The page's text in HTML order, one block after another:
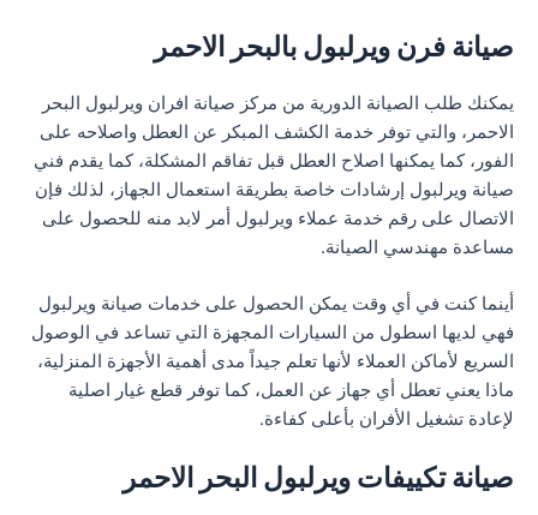
صيانة فرن ويرلبول بالبحر الاحمر
يمكنك طلب الصيانة الدورية من مركز صيانة افران ويرلبول البحر
الاحمر، والتي توفر خدمة الكشف المبكر عن العطل واصلاحه على
الفور، كما يمكنها اصلاح العطل قبل تفاقم المشكلة، كما يقدم فني
صيانة ويرلبول إرشادات خاصة بطريقة استعمال الجهاز، لذلك فإن
الاتصال على رقم خدمة عملاء ويرلبول أمر لابد منه للحصول على
مساعدة مهندسي الصيانة.
أينما كنت في أي وقت يمكن الحصول على خدمات صيانة ويرلبول
فهي لديها اسطول من السيارات المجهزة التي تساعد في الوصول
السريع لأماكن العملاء لأنها تعلم جيداً مدى أهمية الأجهزة المنزلية،
ماذا يعني تعطل أي جهاز عن العمل، كما توفر قطع غيار اصلية
لإعادة تشغيل الأفران بأعلى كفاءة.
صيانة تكييفات ويرلبول البحر الاحمر